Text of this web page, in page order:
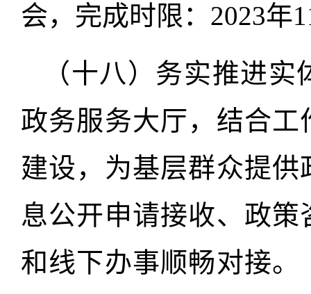
会，完成时限：2023年
（十八）务实推进
政务服务大厅，结合
建设，为基层群众提
息公开申请接收、政
和线下办事顺畅对接